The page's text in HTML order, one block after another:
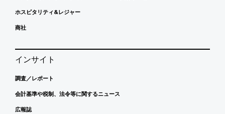
ホスピタリティ&レジャー
商社
インサイト
調査／レポート
会計基準や税制、法令等に関するニュース
広報誌